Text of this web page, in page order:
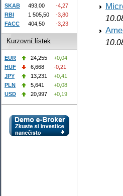
SKAB
493,00
-4,27
RBI
1 505,50
-3,80
FACC
404,50 -3,23
Kurzovní lístek
EUR 24,255
+0,04
HUF
6,668
-0,21
JPY
13,231
+0,41
PLN
5,641
+0,08
USD
20,997 +0,19